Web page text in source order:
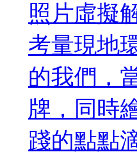
照片虛擬
考量現地
的我們，
牌，同時
踐的點點